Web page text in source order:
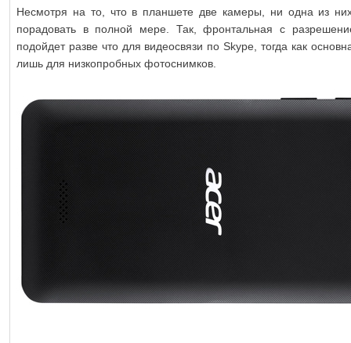
Несмотря на то, что в планшете две камеры, ни одна из
порадовать в полной мере. Так, фронтальная с
подойдет разве что для видеосвязи по Skype, тогда как
лишь для низкопробных фотоснимков.